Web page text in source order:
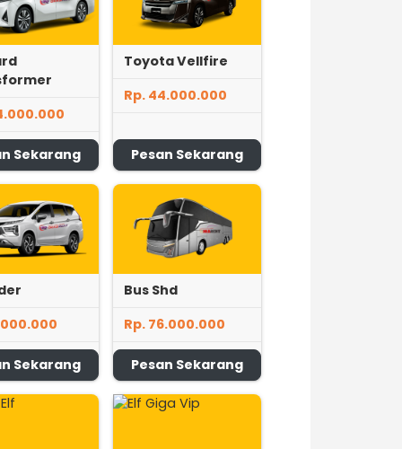
Sekarang
Toyota Vellfire
Rp. 44.000.000
Pesan Sekarang
Sekarang
Bus Shd
Rp. 76.000.000
Pesan Sekarang